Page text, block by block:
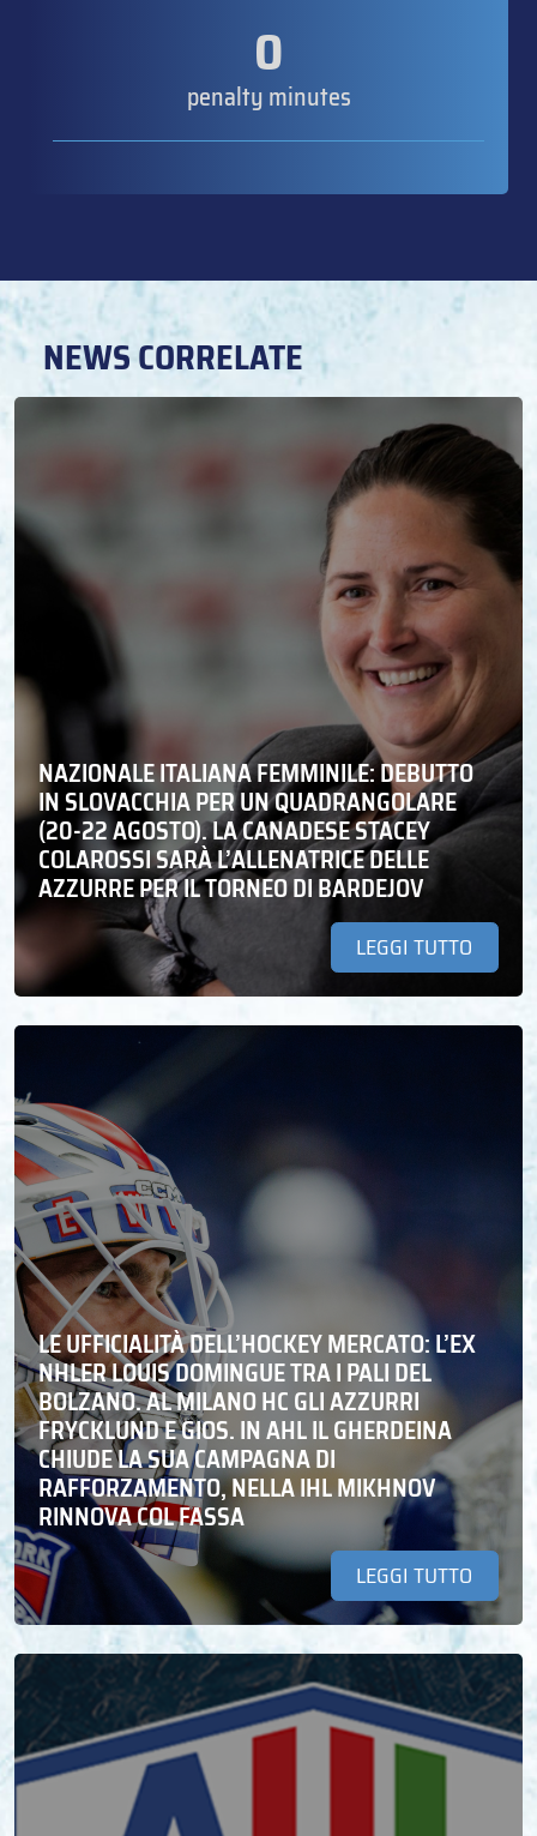
0
penalty minutes
NEWS CORRELATE
NAZIONALE ITALIANA FEMMINILE: DEBUTTO
IN SLOVACCHIA PER UN QUADRANGOLARE
(20-22 AGOSTO). LA CANADESE STACEY
COLAROSSI SARÀ L’ALLENATRICE DELLE
AZZURRE PER IL TORNEO DI BARDEJOV
LEGGI TUTTO
LE UFFICIALITÀ DELL’HOCKEY MERCATO: L’EX
NHLER LOUIS DOMINGUE TRA I PALI DEL
BOLZANO. AL MILANO HC GLI AZZURRI
FRYCKLUND E GIOS. IN AHL IL GHERDEINA
CHIUDE LA SUA CAMPAGNA DI
RAFFORZAMENTO, NELLA IHL MIKHNOV
RINNOVA COL FASSA
LEGGI TUTTO